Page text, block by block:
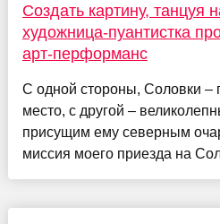
Создать картину, танцуя
художница-пуантистка
арт-перформанс
С одной стороны, Соловки –
место, с другой –
присущим ему северным
миссия моего приезда на